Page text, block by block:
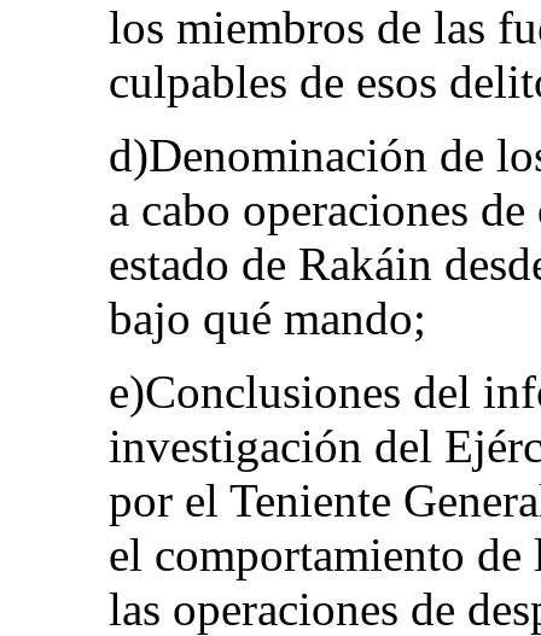
los miembros de las
culpables de esos
d)Denominación de
a cabo operaciones
estado de Rakáin
bajo qué mando;
e)Conclusiones del
investigación del
por el Teniente
el comportamiento de
las operaciones de